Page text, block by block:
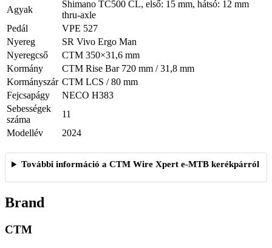
Agyak
Shimano TC500 CL, első: 15 mm, hátsó: 12 mm
thru-axle
Pedál
VPE 527
Nyereg
SR Vivo Ergo Man
Nyeregcső
CTM 350×31,6 mm
Kormány
CTM Rise Bar 720 mm / 31,8 mm
Kormányszár CTM LCS / 80 mm
Fejcsapágy
NECO H383
Sebességek
száma
11
Modellév
2024
További információ a CTM Wire Xpert e-MTB kerékpárról
Brand
CTM